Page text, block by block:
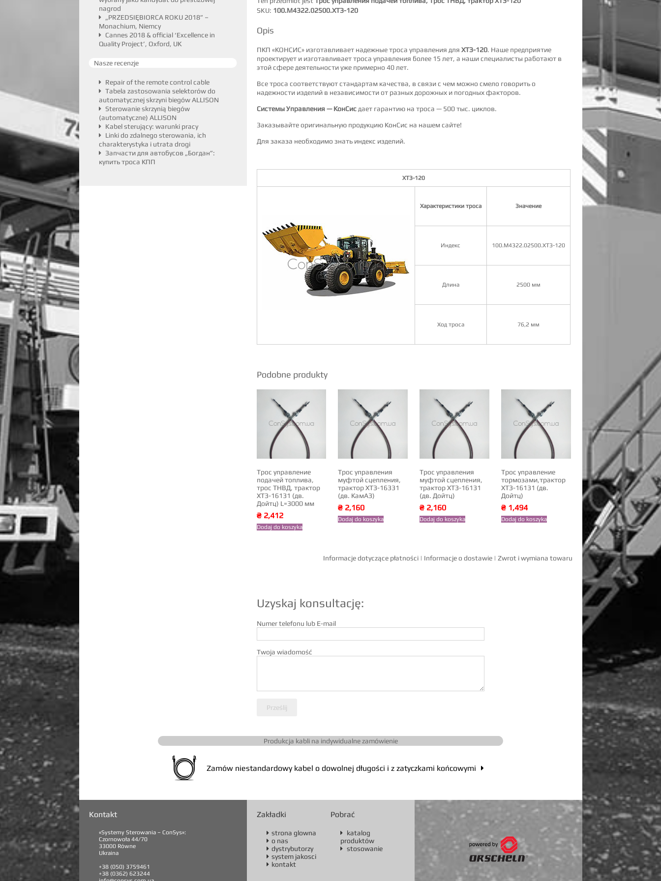
nagrod
„PRZEDSIĘBIORCA ROKU 2018” –
Monachium, Niemcy
Cannes 2018 & official ‘Excellence in
Quality Project’, Oxford, UK
Nasze recenzje
Repair of the remote control cable
Tabela zastosowania selektorów do
automatycznej skrzyni biegów ALLISON
Sterowanie skrzynią biegów
(automatyczne) ALLISON
Kabel sterujący: warunki pracy
Linki do zdalnego sterowania, ich
charakterystyka i utrata drogi
Запчасти для автобусов „Богдан”:
купить троса КПП
SKU: 100.М4322.02500.ХТЗ-120
Opis
ПКП «КОНСИС» изготавливает надежные троса управления для ХТЗ-120. Наше предприятие
проектирует и изготавливает троса управления более 15 лет, а наши специалисты работают в
этой сфере деятельности уже примерно 40 лет.
Все троса соответствуют стандартам качества, в связи с чем можно смело говорить о
надежности изделий в независимости от разных дорожных и погодных факторов.
Системы Управления — КонСисдает гарантию на троса — 500 тыс. циклов.
Заказывайте оригинальную продукцию КонСис на нашем сайте!
Для заказа необходимо знать индекс изделий.
ХТЗ-120
Характеристики троса Значение
Индекс 100.М4322.02500.ХТЗ-120
Длина 2500 мм
Ход троса 76,2 мм
Podobne produkty
Трос управление
подачей топлива,
трос ТНВД, трактор
ХТЗ-16131 (дв.
Дойтц) L=3000 мм
₴ 2,412
Dodaj do koszyka
Трос управления
муфтой сцепления,
трактор ХТЗ-16331
(дв. КамАЗ)
₴ 2,160
Dodaj do koszyka
Трос управления
муфтой сцепления,
трактор ХТЗ-16131
(дв. Дойтц)
₴ 2,160
Dodaj do koszyka
Трос управление
тормозами,трактор
ХТЗ-16131 (дв.
Дойтц)
₴ 1,494
Dodaj do koszyka
Informacje dotyczące płatności| Informacje o dostawie| Zwrot i wymiana towaru
Uzyskaj konsultację:
Numer telefonu lub E-mail
Twoja wiadomość
Prześlij
Produkcja kabli na indywidualne zamówienie
Zamów niestandardowy kabel o dowolnej długości i z zatyczkami końcowymi 
Kontakt
«Systemy Sterowania – ConSys»:
Czornowoła 44/70
33000 Równe
Ukraina
+38 (050) 3759461
+38 (0362) 623244
Zakładki
 strona glowna
 o nas
 dystrybutorzy
 system jakosci
 kontakt
Pobrać

katalog
produktów
 stosowanie